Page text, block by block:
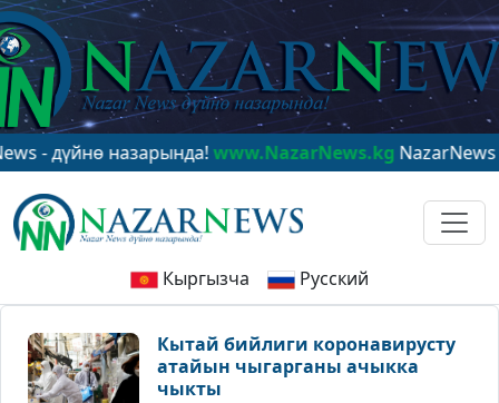
назарында!www.NazarNews.kgNazarNews - в центре
Кыргызча Русский
Кытай бийлиги коронавирусту
атайын чыгарганы ачыкка
чыкты